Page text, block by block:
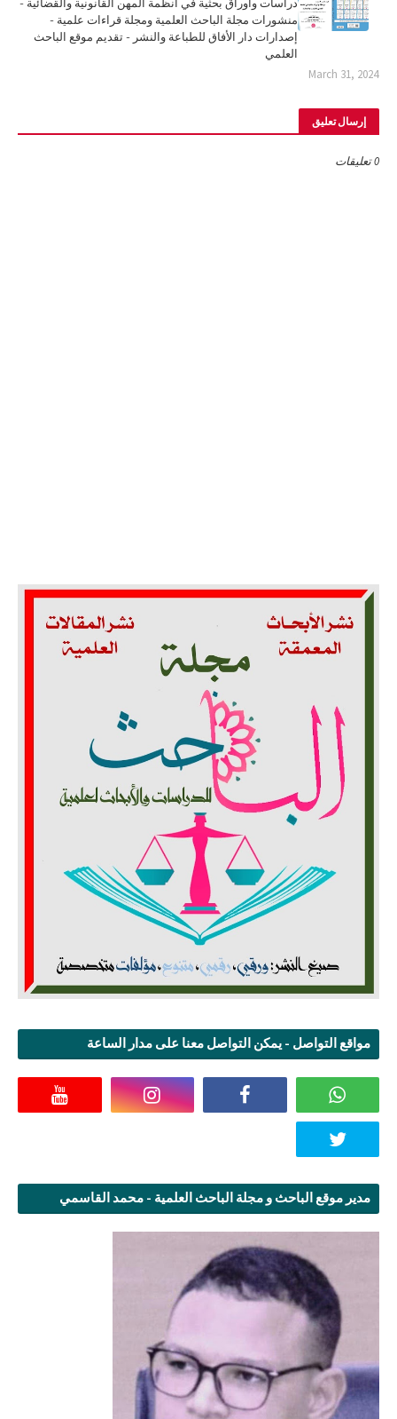
منشورات مجلة الباحث العلمية ومجلة قراءات علمية -
إصدارات دار الأفاق للطباعة والنشر - تقديم موقع الباحث
العلمي
March 31, 2024
إرسال تعليق
0 تعليقات
مواقع التواصل - يمكن التواصل معنا على مدار الساعة
مدير موقع الباحث و مجلة الباحث العلمية - محمد القاسمي